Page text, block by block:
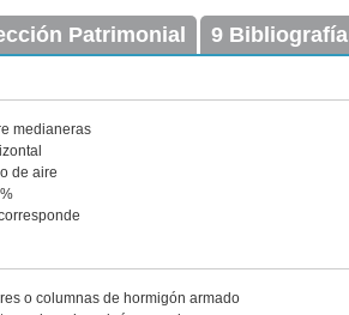
Patrimonial 9 Bibliografía
medianeras
de aire
o columnas de hormigón armado